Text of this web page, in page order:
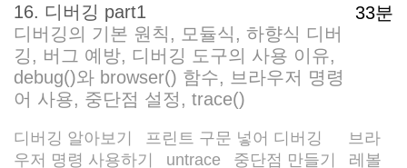
33분
16. 디버깅 part1
디버깅의 기본 원칙, 모듈식, 하향식 디버
깅, 버그 예방, 디버깅 도구의 사용 이유,
debug()와 browser() 함수, 브라우저 명령
어 사용, 중단점 설정, trace()
디버깅 알아보기 프린트 구문 넣어 디버깅
브라
우저 명령 사용하기
untrace 중단점 만들기
레볼